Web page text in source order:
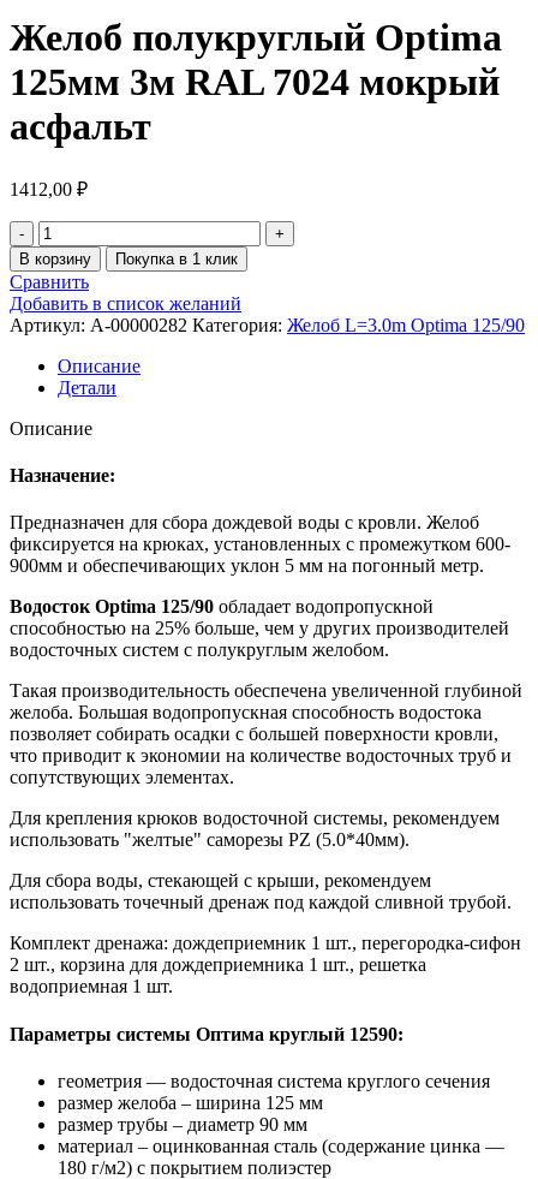
Желоб полукруглый Optima
125мм 3м RAL 7024 мокрый
асфальт
1412,00 ₽
В корзину Покупка в 1 клик
Сравнить
Добавить в список желаний
Артикул: A-00000282 Категория: Желоб L=3.0m Optima 125/90
Описание
Детали
Описание
Назначение:
Предназначен для сбора дождевой воды с кровли. Желоб
фиксируется на крюках, установленных с промежутком 600-
900мм и обеспечивающих уклон 5 мм на погонный метр.
Водосток Optima 125/90 обладает водопропускной
способностью на 25% больше, чем у других производителей
водосточных систем с полукруглым желобом.
Такая производительность обеспечена увеличенной глубиной
желоба. Большая водопропускная способность водостока
позволяет собирать осадки с большей поверхности кровли,
что приводит к экономии на количестве водосточных труб и
сопутствующих элементах.
Для крепления крюков водосточной системы, рекомендуем
использовать "желтые" саморезы PZ (5.0*40мм).
Для сбора воды, стекающей с крыши, рекомендуем
использовать точечный дренаж под каждой сливной трубой.
Комплект дренажа: дождеприемник 1 шт., перегородка-сифон
2 шт., корзина для дождеприемника 1 шт., решетка
водоприемная 1 шт.
Параметры системы Оптима круглый 12590:
геометрия — водосточная система круглого сечения
размер желоба – ширина 125 мм
размер трубы – диаметр 90 мм
материал – оцинкованная сталь (содержание цинка —
180 г/м2) с покрытием полиэстер